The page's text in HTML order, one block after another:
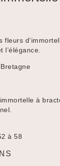
l’élégance.
à
à 58